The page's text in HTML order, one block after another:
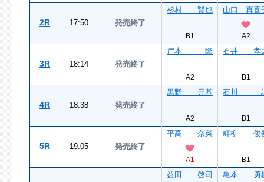
2R 17:50 発売終了
杉村 賢也
B1
山口 真喜
A2
3R 18:14 発売終了
岸本 隆
A2
石井 孝
B1
4R 18:38 発売終了
黒野 元基
A2
石川
B1
5R 19:05 発売終了
平高 奈菜
A1
畔柳 俊
B1
益田 啓司 亀本 勇